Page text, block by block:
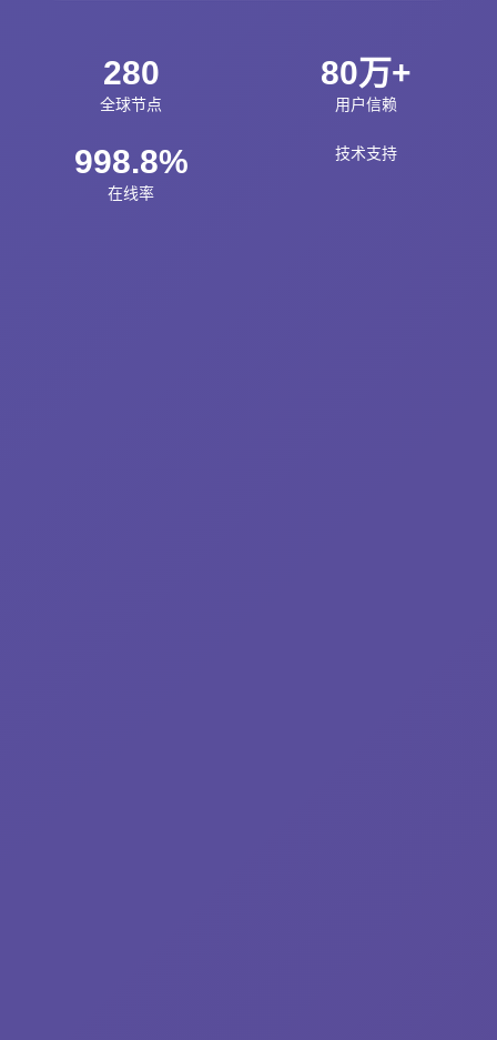
280
全球节点
80万+
用户信赖
998.8%
在线率
技术支持